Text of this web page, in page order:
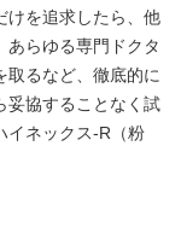
けを追求したら、他
あらゆる専門ドクタ
取るなど、徹底的に
妥協することなく試
ネックス‐R（粉